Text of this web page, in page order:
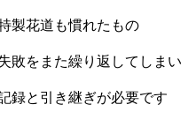
製花道も慣れたもの
敗をまた繰り返してしまい
録と引き継ぎが必要です